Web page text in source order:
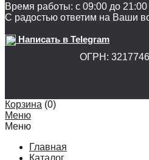
Время работы: с 09:00 до
С радостью ответим на Ваши
Написать в Telegram
ОГРН:
Корзина (0)
Меню
Меню
Главная
Каталог